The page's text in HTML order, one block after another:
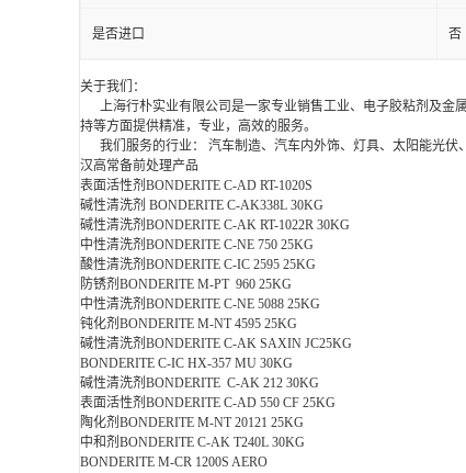
是否进口 否
关于我们：
上海行朴实业有限公司是一家专业销售工业、电子胶粘剂及金
持等方面提供精准，专业，高效的服务。
我们服务的行业： 汽车制造、汽车内外饰、灯具、太阳能光伏
汉高常备前处理产品
表面活性剂BONDERITE C-AD RT-1020S
碱性清洗剂 BONDERITE C-AK338L 30KG
碱性清洗剂BONDERITE C-AK RT-1022R 30KG
中性清洗剂BONDERITE C-NE 750 25KG
酸性清洗剂BONDERITE C-IC 2595 25KG
防锈剂BONDERITE M-PT 960 25KG
中性清洗剂BONDERITE C-NE 5088 25KG
钝化剂BONDERITE M-NT 4595 25KG
碱性清洗剂BONDERITE C-AK SAXIN JC25KG
BONDERITE C-IC HX-357 MU 30KG
碱性清洗剂BONDERITE C-AK 212 30KG
表面活性剂BONDERITE C-AD 550 CF 25KG
陶化剂BONDERITE M-NT 20121 25KG
中和剂BONDERITE C-AK T240L 30KG
BONDERITE M-CR 1200S AERO